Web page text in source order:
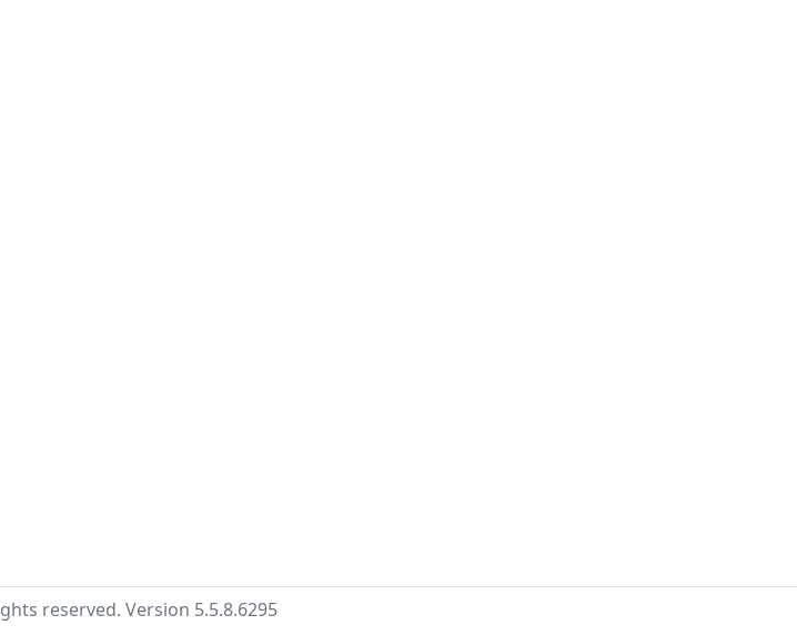
reserved. Version 5.5.8.6295